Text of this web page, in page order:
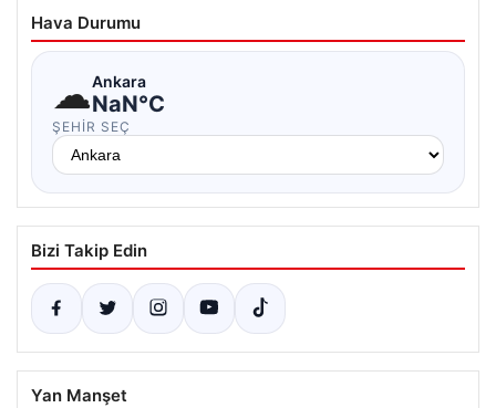
Hava Durumu
☁Ankara
NaN°C
ŞEHIR SEÇ
Bizi Takip Edin
Yan Manşet